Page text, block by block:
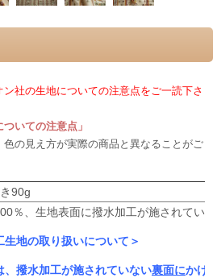
社の生地についての注意点をご一読下さ
いての注意点」
色の見え方が実際の商品と異なることがご
90g
％、生地表面に撥水加工が施されてい
生地の取り扱いについて＞
、撥水加工が施されていない裏面にかけ